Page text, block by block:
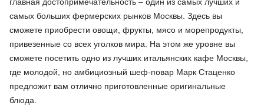
самых больших фермерских рынков Москвы. Здесь вы
сможете приобрести овощи, фрукты, мясо и морепродукты,
привезенные со всех уголков мира. На этом же уровне вы
сможете посетить одно из лучших итальянских кафе Москвы,
где молодой, но амбициозный шеф-повар Марк Стаценко
предложит вам отлично приготовленные оригинальные
блюда.